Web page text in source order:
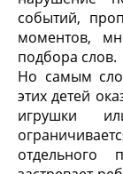
событий,
моментов,
подбора слов.
Но самым
этих детей
игрушки
отдельного